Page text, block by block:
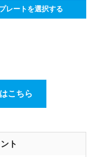
レートを選択する
こちら
ト